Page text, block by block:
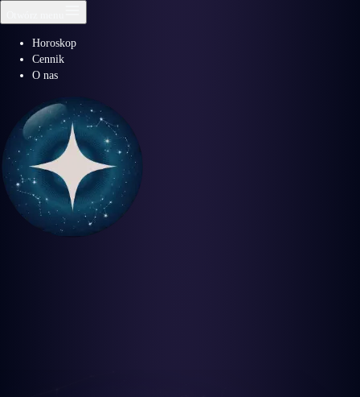
Horoskop
Cennik
O nas